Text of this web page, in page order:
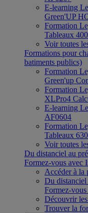
E-learning
Green'UP
Formation
Tableaux
Voir toutes
Formations pour
batiments publics)
Formation
Green'up
Formation
XLPro4
E-learning
AF0604
Formation
Tableaux
Voir toutes
Du distanciel au
Formez-vous avec
Accéder à la
Du distanciel
Formez-
Découvrir
Trouver la